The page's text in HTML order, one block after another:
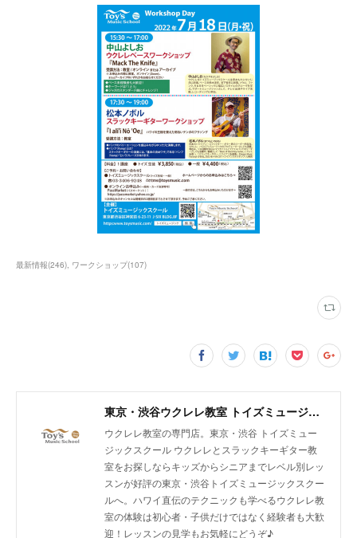
最新情報(246) ワークショップ(107)
東京・渋谷ウクレレ教室 トイズミュージックスクール｜体験レッスン実施中！
ウクレレ教室の専門店。東京・渋谷 トイズミュー
ジックスクール ウクレレとスラックキーギター教
室をお探しならキッズからシニアまでレベル別レッ
スンが好評の東京・渋谷トイズミュージックスクー
ルへ。ハワイ直伝のテクニックも学べるウクレレ教
室の体験は初心者・子供だけではなく経験者も大歓
迎！レッスンの見学もお気軽にどうぞ♪